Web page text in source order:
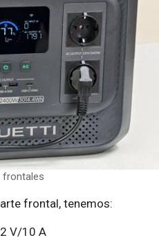
frontales
frontal, tenemos:
V/10 A